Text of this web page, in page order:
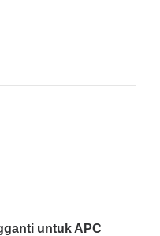
untuk APC